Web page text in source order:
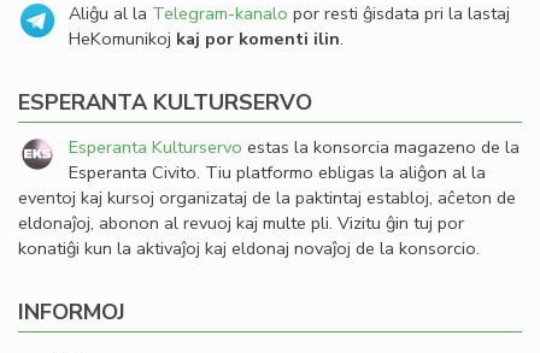
Aliĝu al la Telegram-kanalo por resti ĝisdata pri la lastaj
HeKomunikoj kaj por komenti ilin.
ESPERANTA KULTURSERVO
Esperanta Kulturservo estas la konsorcia magazeno de la
Esperanta Civito. Tiu platformo ebligas la aliĝon al la
eventoj kaj kursoj organizataj de la paktintaj establoj, aĉeton de
eldonaĵoj, abonon al revuoj kaj multe pli. Vizitu ĝin tuj por
konatiĝi kun la aktivaĵoj kaj eldonaj novaĵoj de la konsorcio.
INFORMOJ